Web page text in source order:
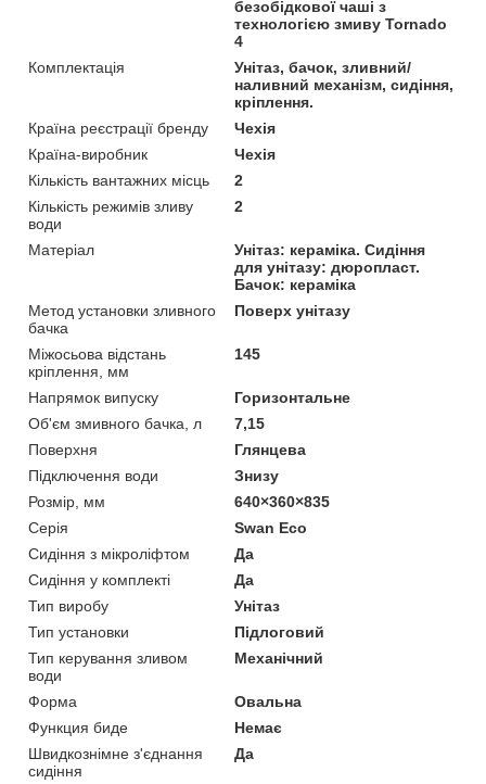
безобідкової чаші з
технологією змиву Tornado
4
Комплектація
Унітаз, бачок, зливний/
наливний механізм, сидіння,
кріплення.
Країна реєстрації бренду
Чехія
Країна-виробник
Чехія
Кількість вантажних місць
2
Кількість режимів зливу
води
2
Матеріал
Унітаз: кераміка. Сидіння
для унітазу: дюропласт.
Бачок: кераміка
Метод установки зливного
бачка
Поверх унітазу
Міжосьова відстань
кріплення, мм
145
Напрямок випуску
Горизонтальне
Об'єм змивного бачка, л
7,15
Поверхня
Глянцева
Підключення води
Знизу
Розмір, мм
640×360×835
Серія
Swan Eco
Сидіння з мікроліфтом
Да
Сидіння у комплекті
Да
Тип виробу
Унітаз
Тип установки
Підлоговий
Тип керування зливом
води
Механічний
Форма
Овальна
Функция биде
Немає
Швидкознімне з'єднання
сидіння
Да